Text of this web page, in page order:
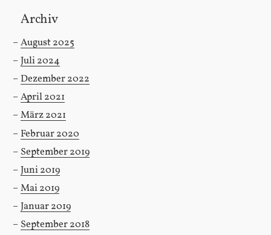
Archiv
August 2025
Juli 2024
Dezember 2022
April 2021
März 2021
Februar 2020
September 2019
Juni 2019
Mai 2019
Januar 2019
September 2018